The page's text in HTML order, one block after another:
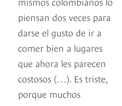
piensan dos veces para
darse el gusto de ir a
comer bien a lugares
que ahora les parecen
costosos (…). Es triste,
porque muchos